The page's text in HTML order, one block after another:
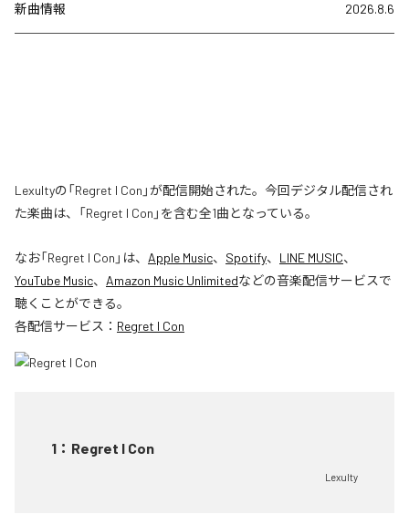
新曲情報 2026.8.6
Lexultyの「Regret I Con」が配信開始された。今回デジタル配信され
た楽曲は、「Regret I Con」を含む全1曲となっている。
なお「Regret I Con 」は、 Apple Music、 Spotify、 LINE MUSIC、
YouTube Music、 Amazon Music Unlimitedなどの音楽配信サービスで
聴くことができる。
各配信サービス： Regret I Con
1 ： Regret I Con
Lexulty